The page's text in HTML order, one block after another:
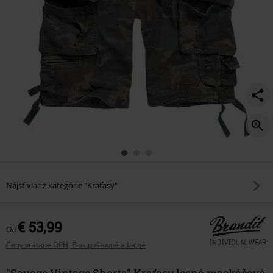
Nájsť viac z kategórie "Kraťasy"
Od € 53,99
Ceny vrátane DPH, Plus poštovné a balné